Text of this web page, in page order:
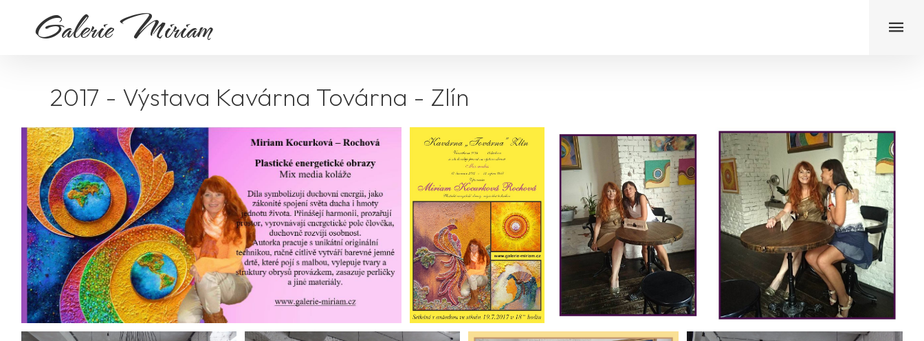
Galerie Miriam
2017 - Výstava Kavárna Továrna - Zlín